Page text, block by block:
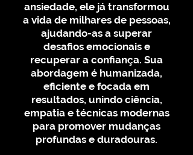
para melhorar sua qualidade de
vida. 7. **Garantia de
satisfação**: Invista com
confiança na sua saúde mental.
Não espere mais! Transforme sua
vida com o e-book "De Volta ao
ansiedade, ele já transformou
a vida de milhares de pessoas,
ajudando-as a superar
desafios emocionais e
recuperar a confiança. Sua
abordagem é humanizada,
eficiente e focada em
resultados, unindo ciência,
empatia e técnicas modernas
para promover mudanças
profundas e duradouras.